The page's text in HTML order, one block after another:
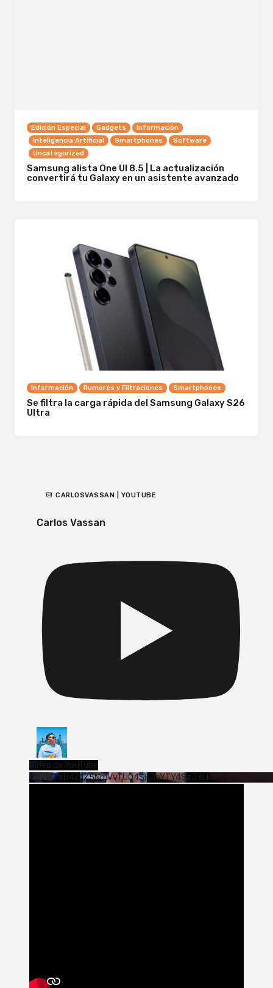
Edición Especial Gadgets
Información
Inteligencia Artificial
Smartphones
Software
Uncategorized
Samsung alista One UI 8.5 | La actualización
convertirá tu Galaxy en un asistente avanzado
Información Rumores y Filtraciones Smartphones
Se filtra la carga rápida del Samsung Galaxy S26
Ultra
CARLOSVASSAN | YOUTUBE
Carlos Vassan
Vídeo de YouTube